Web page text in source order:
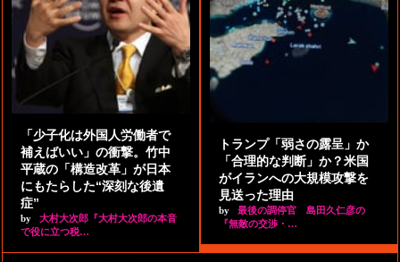
「少子化は外国人労働者で
補えばいい」の衝撃。竹中
平蔵の「構造改革」が日本
にもたらした“深刻な後遺
症”
by
大村大次郎『大村大次郎の本音
で役に立つ税…
トランプ「弱さの露呈」か
「合理的な判断」か？米国
がイランへの大規模攻撃を
見送った理由
by
最後の調停官 島田久仁彦の
『無敵の交渉・…